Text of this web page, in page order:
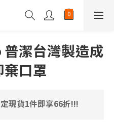
潔台灣製造成
口罩
現貨1件即享66折!!!